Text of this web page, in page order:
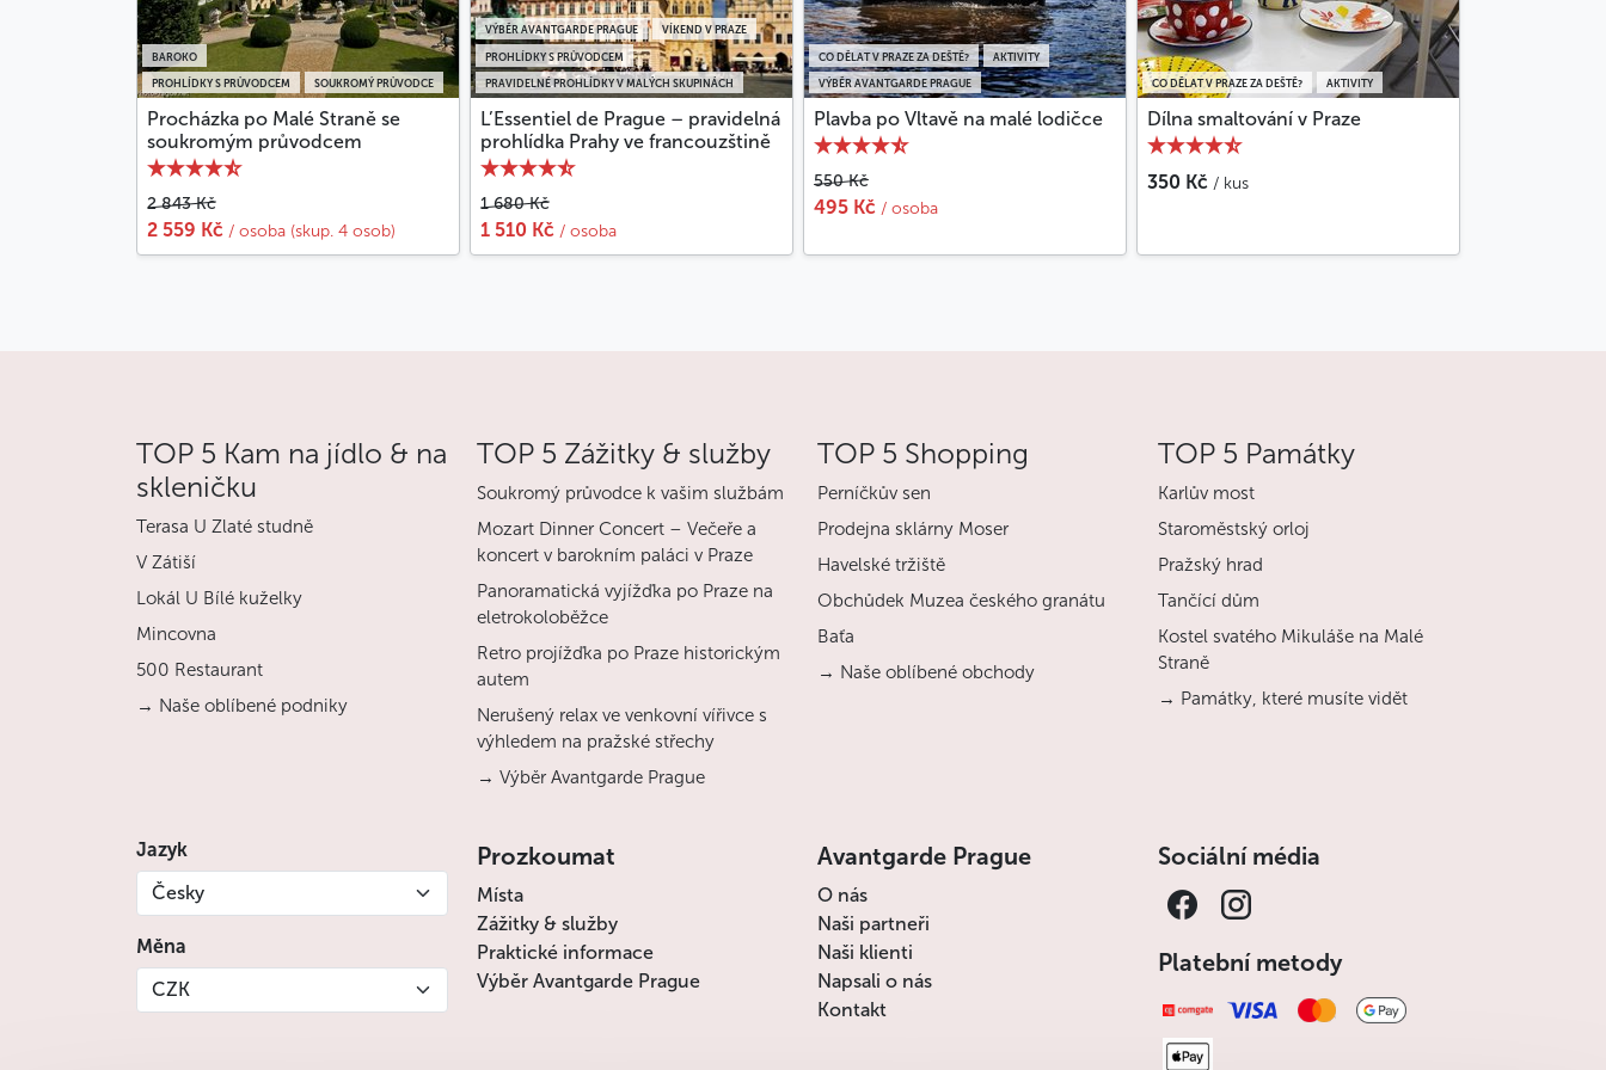
PROHLÍDKY S PRŮVODCEM SOUKROMÝ PRŮVODCE
BAROKO
Procházka po Malé Straně se
soukromým průvodcem
2 843 Kč
2 559 Kč / osoba (skup. 4 osob)
PRAVIDELNÉ PROHLÍDKY V MALÝCH SKUPINÁCH
PROHLÍDKY S PRŮVODCEM
VÝBĚR AVANTGARDE PRAGUE VÍKEND V PRAZE
L’Essentiel de Prague – pravidelná
prohlídka Prahy ve francouzštině
1 680 Kč
1 510 Kč / osoba
VÝBĚR AVANTGARDE PRAGUE
CO DĚLAT V PRAZE ZA DEŠTĚ? AKTIVITY
Plavba po Vltavě na malé lodičce
550 Kč
495 Kč / osoba
CO DĚLAT V PRAZE ZA DEŠTĚ? AKTIVITY
Dílna smaltování v Praze
350 Kč / kus
TOP 5 Kam na jídlo & na
skleničku
Terasa U Zlaté studně
V Zátiší
Lokál U Bílé kuželky
Mincovna
500 Restaurant
→ Naše oblíbené podniky
TOP 5 Zážitky & služby
Soukromý průvodce k vašim službám
Mozart Dinner Concert – Večeře a
koncert v barokním paláci v Praze
Panoramatická vyjížďka po Praze na
eletrokoloběžce
Retro projížďka po Praze historickým
autem
Nerušený relax ve venkovní vířivce s
výhledem na pražské střechy
→ Výběr Avantgarde Prague
TOP 5 Shopping
Perníčkův sen
Prodejna sklárny Moser
Havelské tržiště
Obchůdek Muzea českého granátu
Baťa
→ Naše oblíbené obchody
TOP 5 Památky
Karlův most
Staroměstský orloj
Pražský hrad
Tančící dům
Kostel svatého Mikuláše na Malé
Straně
→ Památky, které musíte vidět
Jazyk
Česky
Měna
CZK
Prozkoumat
Místa
Zážitky & služby
Praktické informace
Výběr Avantgarde Prague
Avantgarde Prague
O nás
Naši partneři
Naši klienti
Napsali o nás
Kontakt
Sociální média
Platební metody